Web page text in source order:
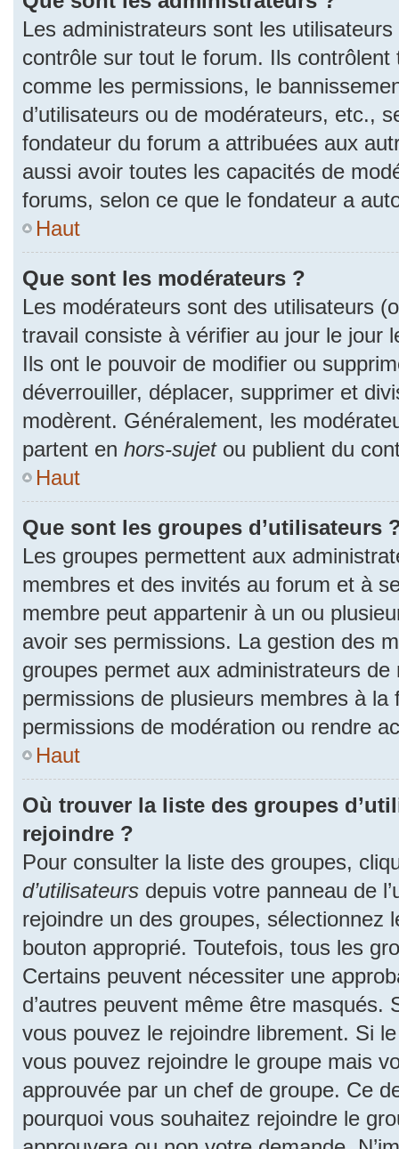
Les administrateurs sont les
contrôle sur tout le forum. Ils
comme les permissions, le
d’utilisateurs ou de modérateurs, etc.,
fondateur du forum a attribuées aux
aussi avoir toutes les capacités de
forums, selon ce que le fondateur a
Haut
Que sont les modérateurs ?
Les modérateurs sont des utilisateurs
travail consiste à vérifier au jour le jour
Ils ont le pouvoir de modifier ou
déverrouiller, déplacer, supprimer et
modèrent. Généralement, les
partent en hors-sujetou publient du
Haut
Que sont les groupes d’utilisateurs
Les groupes permettent aux
membres et des invités au forum et à
membre peut appartenir à un ou
avoir ses permissions. La gestion des
groupes permet aux administrateurs
permissions de plusieurs membres à la
permissions de modération ou rendre
Haut
Où trouver la liste des groupes
rejoindre ?
Pour consulter la liste des groupes,
d’utilisateurs depuis votre panneau de
rejoindre un des groupes, sélectionnez
bouton approprié. Toutefois, tous les
Certains peuvent nécessiter une
d’autres peuvent même être
vous pouvez le rejoindre librement. Si
vous pouvez rejoindre le groupe mais
approuvée par un chef de groupe. Ce
pourquoi vous souhaitez rejoindre le